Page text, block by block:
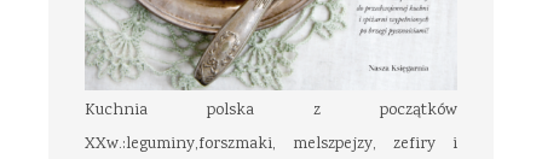
Kuchnia polska z początków
XXw.:leguminy,forszmaki, melszpejzy, zefiry i